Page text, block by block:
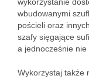
wbudowanymi
pościeli oraz
szafy sięgające
a jednocześnie nie
Wykorzystaj także